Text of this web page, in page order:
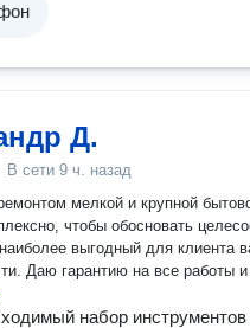
Д.
В сети 9 ч. назад
мелкой и крупной
чтобы обосновать
выгодный для клиента
Даю гарантию на все работы и
набор инструментов